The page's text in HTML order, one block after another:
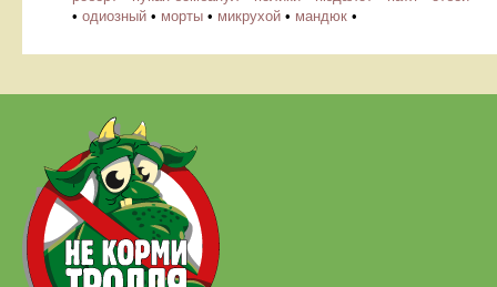
• одиозный • морты • микрухой • мандюк •